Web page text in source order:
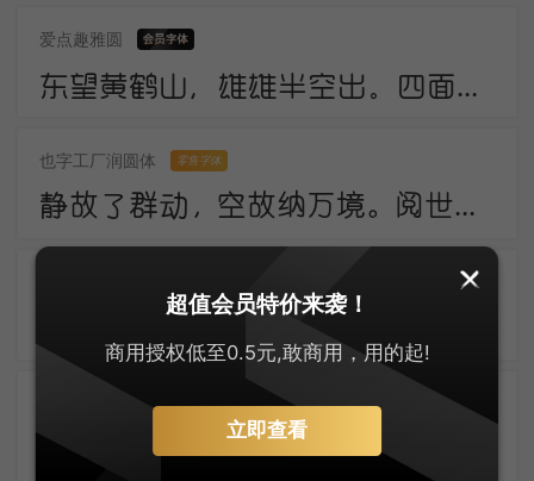
爱点趣雅圆
东望黄鹤山，雄雄半空出。四面生白云，中峰倚红日。岩峦行穹跨，峰嶂亦冥密。
也字工厂润圆体 零售字体
静故了群动，空故纳万境。阅世走人间，观身卧云岭。咸酸杂众好，中有至味永。诗法不相妨，此语当更请。
郑庆科静雅体-古朴版 零售字体
超值会员特价来袭！
商用授权低至0.5元,敢商用，用的起!
立即查看